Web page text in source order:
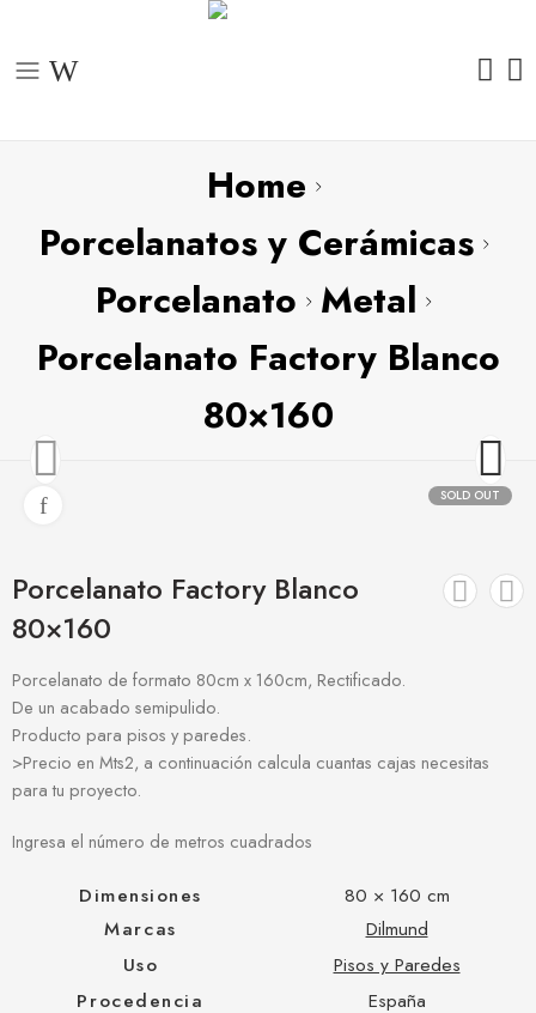
Home
Porcelanatos y Cerámicas
Porcelanato Metal
Porcelanato Factory Blanco
80×160
SOLD OUT
Porcelanato Factory Blanco
80×160
Porcelanato de formato 80cm x 160cm, Rectificado.
De un acabado semipulido.
Producto para pisos y paredes.
>Precio en Mts2, a continuación calcula cuantas cajas necesitas
para tu proyecto.
Ingresa el número de metros cuadrados
Dimensiones
80 × 160 cm
Marcas
Dilmund
Uso
Pisos y Paredes
Procedencia
España